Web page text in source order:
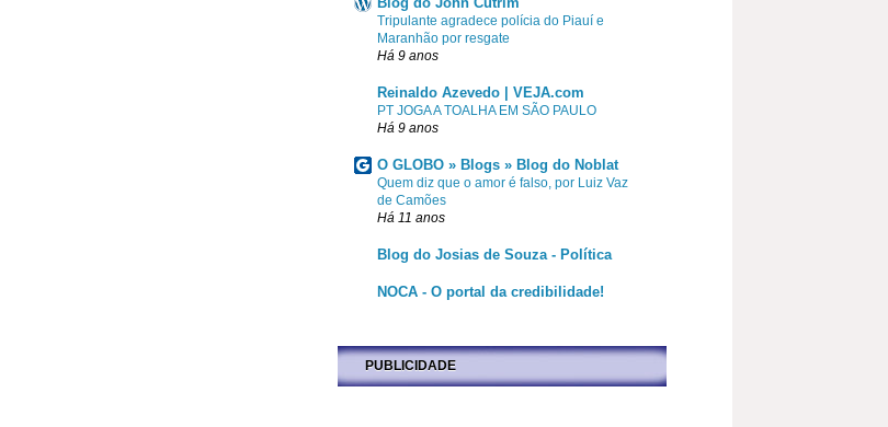
Tripulante agradece polícia do Piauí e
Maranhão por resgate
Há 9 anos
Reinaldo Azevedo | VEJA.com
PT JOGA A TOALHA EM SÃO PAULO
Há 9 anos
O GLOBO » Blogs » Blog do Noblat
Quem diz que o amor é falso, por Luiz Vaz
de Camões
Há 11 anos
Blog do Josias de Souza - Política
NOCA - O portal da credibilidade!
PUBLICIDADE